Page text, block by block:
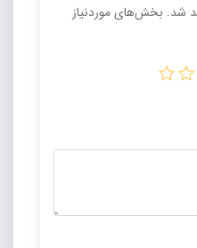
شد. بخش‌های موردنیاز